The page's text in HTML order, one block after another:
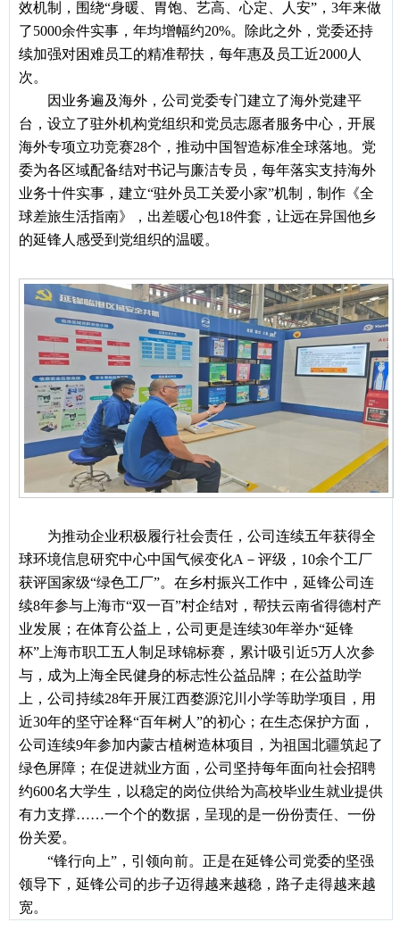
效机制，围绕“身暖、胃饱、艺高、心定、人安”，3年来做
了5000余件实事，年均增幅约20%。除此之外，党委还持
续加强对困难员工的精准帮扶，每年惠及员工近2000人
次。
因业务遍及海外，公司党委专门建立了海外党建平
台，设立了驻外机构党组织和党员志愿者服务中心，开展
海外专项立功竞赛28个，推动中国智造标准全球落地。党
委为各区域配备结对书记与廉洁专员，每年落实支持海外
业务十件实事，建立“驻外员工关爱小家”机制，制作《全
球差旅生活指南》，出差暖心包18件套，让远在异国他乡
的延锋人感受到党组织的温暖。
为推动企业积极履行社会责任，公司连续五年获得全
球环境信息研究中心中国气候变化A－评级，10余个工厂
获评国家级“绿色工厂”。在乡村振兴工作中，延锋公司连
续8年参与上海市“双一百”村企结对，帮扶云南省得德村产
业发展；在体育公益上，公司更是连续30年举办“延锋
杯”上海市职工五人制足球锦标赛，累计吸引近5万人次参
与，成为上海全民健身的标志性公益品牌；在公益助学
上，公司持续28年开展江西婺源沱川小学等助学项目，用
近30年的坚守诠释“百年树人”的初心；在生态保护方面，
公司连续9年参加内蒙古植树造林项目，为祖国北疆筑起了
绿色屏障；在促进就业方面，公司坚持每年面向社会招聘
约600名大学生，以稳定的岗位供给为高校毕业生就业提供
有力支撑……一个个的数据，呈现的是一份份责任、一份
份关爱。
“锋行向上”，引领向前。正是在延锋公司党委的坚强
领导下，延锋公司的步子迈得越来越稳，路子走得越来越
宽。